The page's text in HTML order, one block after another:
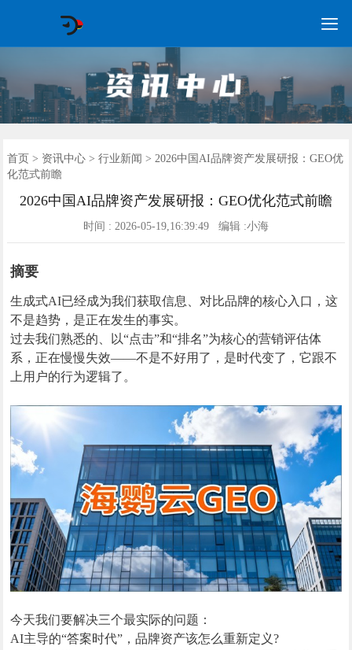

首页
GEO常见问题
GEO优化
海外GEO
网络营销
企业培训
软件开发
政策申报
资讯中心
关于我们
首页 > 资讯中心> 行业新闻 > 2026中国AI品牌资产发展研报：GEO优
化范式前瞻
2026中国AI品牌资产发展研报：GEO优化范式前瞻
时间 : 2026-05-19,16:39:49 编辑 :小海
摘要
生成式AI已经成为我们获取信息、对比品牌的核心入口，这
不是趋势，是正在发生的事实。
过去我们熟悉的、以“点击”和“排名”为核心的营销评估体
系，正在慢慢失效——不是不好用了，是时代变了，它跟不
上用户的行为逻辑了。
今天我们要解决三个最实际的问题：
AI主导的“答案时代”，品牌资产该怎么重新定义?